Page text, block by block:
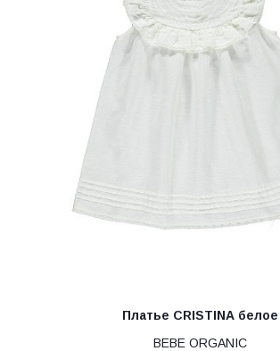
Платье CRISTINA белое
BEBE ORGANIC